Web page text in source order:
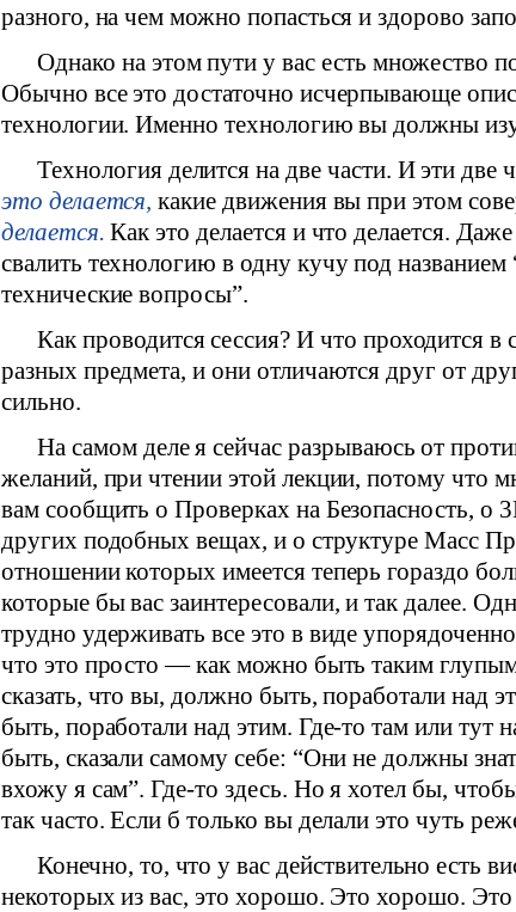
разного, на чем можно попасться и здорово
Однако на этом пути у вас есть множество
Обычно все это достаточно исчерпывающе
технологии. Именно технологию вы должны
Технология делится на две части. И эти две
это делается,какие движения вы при этом
делается.Как это делается и что делается.
свалить технологию в одну кучу под названием
технические вопросы”.
Как проводится сессия? И что проходится в
разных предмета, и они отличаются друг от
сильно.
На самом деле я сейчас разрываюсь от
желаний, при чтении этой лекции, потому что
вам сообщить о Проверках на Безопасность, о
других подобных вещах, и о структуре Масс
отношении которых имеется теперь гораздо
которые бы вас заинтересовали, и так далее.
трудно удерживать все это в виде
что это просто — как можно быть таким
сказать, что вы, должно быть, поработали над
быть, поработали над этим. Где-то там или тут
быть, сказали самому себе: “Они не должны
вхожу я сам”. Где-то здесь. Но я хотел бы,
так часто. Если б только вы делали это чуть
Конечно, то, что у вас действительно есть
некоторых из вас, это хорошо. Это хорошо.